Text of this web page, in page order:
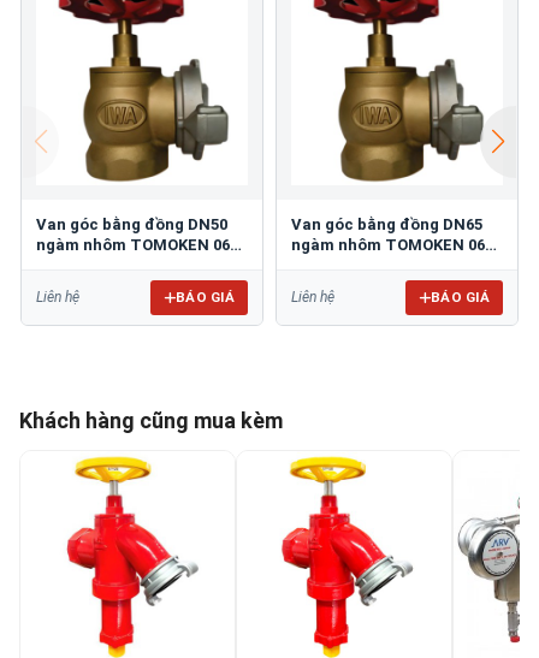
Van góc bằng đồng DN50
ngàm nhôm TOMOKEN 06-
Liên hệ BÁO GIÁ
Van góc bằng đồng DN65
ngàm nhôm TOMOKEN 06-
Liên hệ BÁO GIÁ
Khách hàng cũng mua kèm